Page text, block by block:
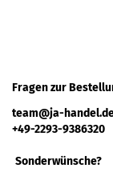
Fragen zur
team@ja-
+49-2293-9386320
Sonderwünsche?